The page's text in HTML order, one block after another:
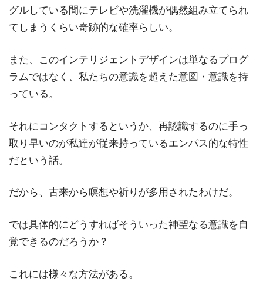
グルしている間にテレビや洗濯機が偶然組み立てられ
てしまうくらい奇跡的な確率らしい。
また、このインテリジェントデザインは単なるプログ
ラムではなく、私たちの意識を超えた意図・意識を持
っている。
それにコンタクトするというか、再認識するのに手っ
取り早いのが私達が従来持っているエンパス的な特性
だという話。
だから、古来から瞑想や祈りが多用されたわけだ。
では具体的にどうすればそういった神聖なる意識を自
覚できるのだろうか？
これには様々な方法がある。